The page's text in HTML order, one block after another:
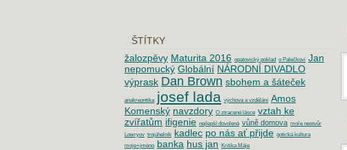
ŠTÍTKY
žalozpěvy Maturita 2016 opatovický poklad o Palečkovi Jan
nepomucký Globální NÁRODNÍ DIVADLO
výprask Dan Brown sbohem a šáteček
anakreontika josef lada výchova a vzdělání Amos
Komenský navzdory O ztracené lásce vztah ke
zvířatům ifigenie nejlepší dovolená vůně domova moře nestvůr
Lowryov trojúhelník kadlec po nás ať přijde gotická kultura
moje+jméno banka hus jan Kritika Máje